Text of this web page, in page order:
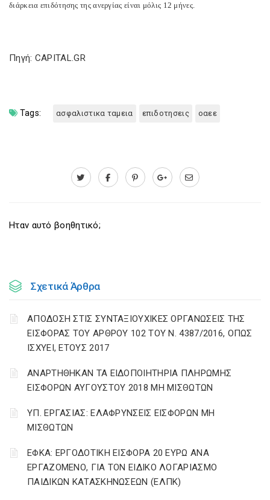
διάρκεια επιδότησης της ανεργίας είναι μόλις 12 μήνες.
Πηγή: CAPITAL.GR
Tags: ασφαλιστικα ταμεια επιδοτησεις οαεε
Ηταν αυτό βοηθητικό;
Σχετικά Άρθρα
ΑΠΟΔΟΣΗ ΣΤΙΣ ΣΥΝΤΑΞΙΟΥΧΙΚΕΣ ΟΡΓΑΝΩΣΕΙΣ ΤΗΣ
ΕΙΣΦΟΡΑΣ ΤΟΥ ΑΡΘΡΟΥ 102 ΤΟΥ Ν. 4387/2016, ΟΠΩΣ
ΙΣΧΥΕΙ, ΕΤΟΥΣ 2017
ΑΝΑΡΤΗΘΗΚΑΝ ΤΑ ΕΙΔΟΠΟΙΗΤΗΡΙΑ ΠΛΗΡΩΜΗΣ
ΕΙΣΦΟΡΩΝ ΑΥΓΟΥΣΤΟΥ 2018 ΜΗ ΜΙΣΘΩΤΩΝ
ΥΠ. ΕΡΓΑΣΙΑΣ: ΕΛΑΦΡΥΝΣΕΙΣ ΕΙΣΦΟΡΩΝ ΜΗ
ΜΙΣΘΩΤΩΝ
ΕΦΚΑ: ΕΡΓΟΔΟΤΙΚΗ ΕΙΣΦΟΡΑ 20 ΕΥΡΩ ΑΝΑ
ΕΡΓΑΖΟΜΕΝΟ, ΓΙΑ ΤΟΝ ΕΙΔΙΚΟ ΛΟΓΑΡΙΑΣΜΟ
ΠΑΙΔΙΚΩΝ ΚΑΤΑΣΚΗΝΩΣΕΩΝ (ΕΛΠΚ)